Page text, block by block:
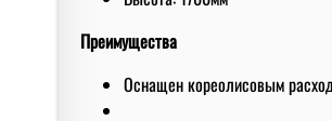
Преимущества
Оснащен кореолисовым